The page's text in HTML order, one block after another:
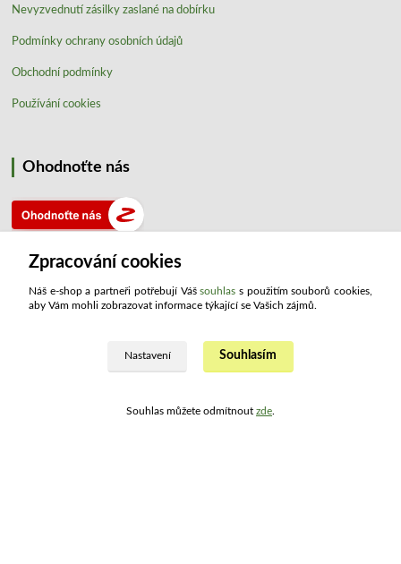
Nevyzvednutí zásilky zaslané na dobírku
Podmínky ochrany osobních údajů
Obchodní podmínky
Používání cookies
Ohodnoťte nás
Zpracování cookies
Náš e-shop a partneři potřebují Vášsouhlas s použitím souborů cookies,
aby Vám mohli zobrazovat informace týkající se Vašich zájmů.
Nastavení Souhlasím
Souhlas můžete odmítnout zde.